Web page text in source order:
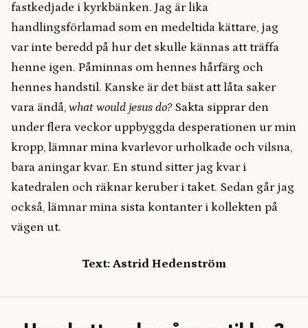
fastkedjade i kyrkbänken. Jag är lika
handlingsförlamad som en medeltida kättare, jag
var inte beredd på hur det skulle kännas att träffa
henne igen. Påminnas om hennes hårfärg och
hennes handstil. Kanske är det bäst att låta saker
vara ändå, what would jesus do? Sakta sipprar den
under flera veckor uppbyggda desperationen ur min
kropp, lämnar mina kvarlevor urholkade och vilsna,
bara aningar kvar. En stund sitter jag kvar i
katedralen och räknar keruber i taket. Sedan går jag
också, lämnar mina sista kontanter i kollekten på
vägen ut.
Text: Astrid Hedenström